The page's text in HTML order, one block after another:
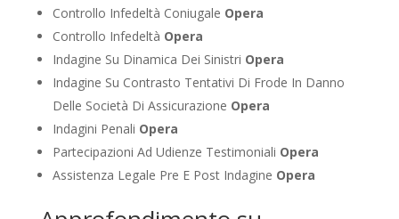
Controllo Infedeltà Coniugale Opera
Controllo Infedeltà Opera
Indagine Su Dinamica Dei Sinistri Opera
Indagine Su Contrasto Tentativi Di Frode In Danno
Delle Società Di Assicurazione Opera
Indagini Penali Opera
Partecipazioni Ad Udienze Testimoniali Opera
Assistenza Legale Pre E Post Indagine Opera